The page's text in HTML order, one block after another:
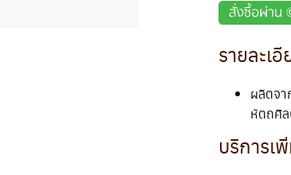
รายละเ
ผลิตจ
หัตถศิ
บริการเ